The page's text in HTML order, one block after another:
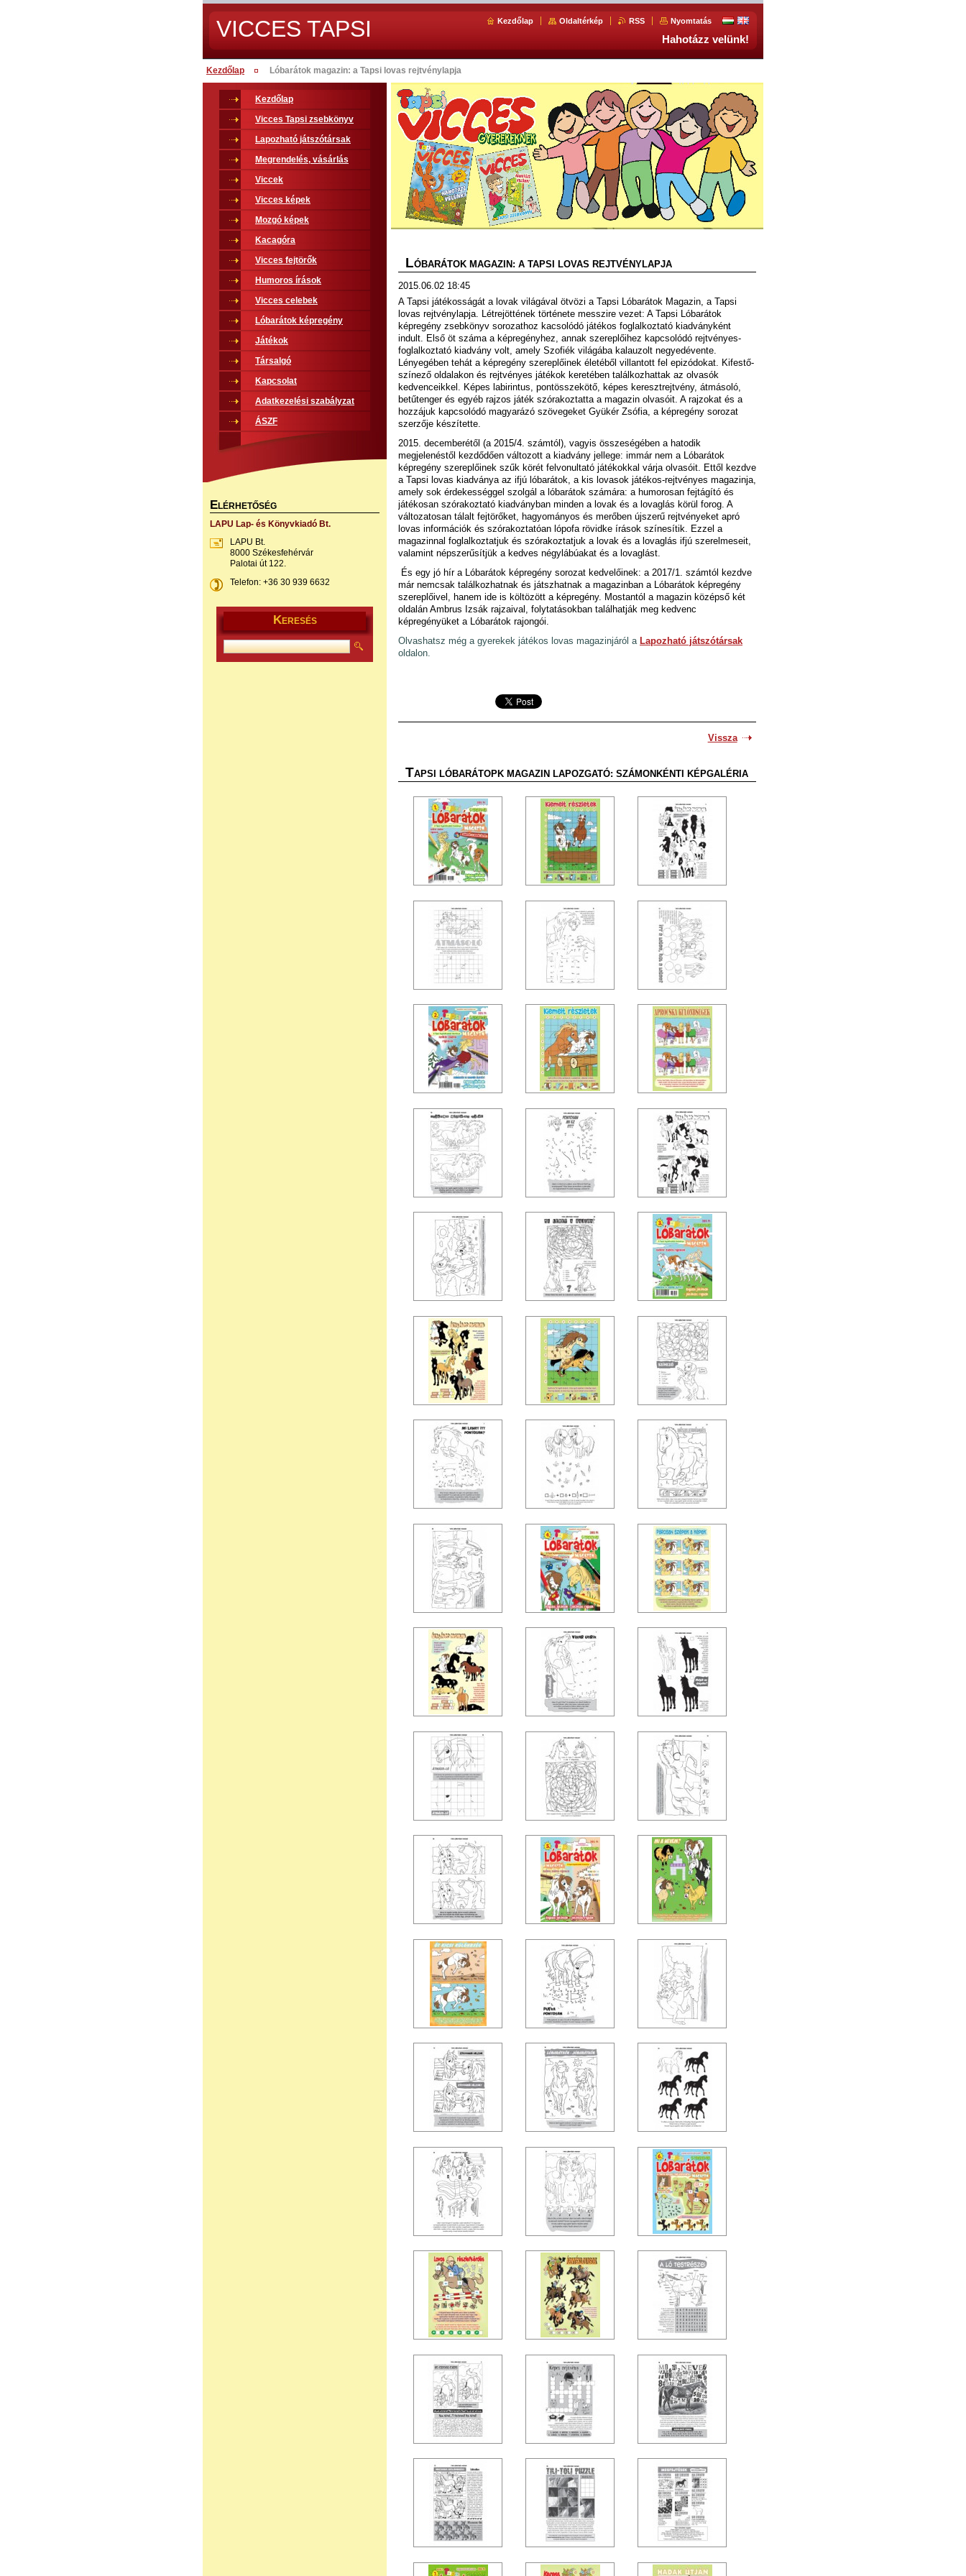
VICCES TAPSI Kezdőlap Oldaltérkép RSS Nyomtatás
Hahotázz velünk!
Kezdőlap Lóbarátok magazin: a Tapsi lovas rejtvénylapja
LÓBARÁTOK MAGAZIN: A TAPSI LOVAS REJTVÉNYLAPJA
2015.06.02 18:45
A Tapsi játékosságát a lovak világával ötvözi a Tapsi Lóbarátok Magazin, a Tapsi
lovas rejtvénylapja. Létrejöttének története messzire vezet: A Tapsi Lóbarátok
képregény zsebkönyv sorozathoz kacsolódó játékos foglalkoztató kiadványként
indult. Első öt száma a képregényhez, annak szereplőihez kapcsolódó rejtvényes-
foglalkoztató kiadvány volt, amely Szofiék világába kalauzolt negyedévente.
Lényegében tehát a képregény szereplőinek életéből villantott fel epizódokat. Kifestő-
színező oldalakon és rejtvényes játékok keretében találkozhattak az olvasók
kedvenceikkel. Képes labirintus, pontösszekötő, képes keresztrejtvény, átmásoló,
betűtenger és egyéb rajzos játék szórakoztatta a magazin olvasóit. A rajzokat és a
hozzájuk kapcsolódó magyarázó szövegeket Gyükér Zsófia, a képregény sorozat
szerzője készítette.
2015. decemberétől (a 2015/4. számtól), vagyis összeségében a hatodik
megjelenéstől kezdődően változott a kiadvány jellege: immár nem a Lóbarátok
képregény szereplőinek szűk körét felvonultató játékokkal várja olvasóit. Ettől kezdve
a Tapsi lovas kiadványa az ifjú lóbarátok, a kis lovasok játékos-rejtvényes magazinja,
amely sok érdekességgel szolgál a lóbarátok számára: a humorosan fejtágító és
játékosan szórakoztató kiadványban minden a lovak és a lovaglás körül forog. A
változatosan tálalt fejtörőket, hagyományos és merőben újszerű rejtvényeket apró
lovas információk és szórakoztatóan lópofa rövidke írások színesítik. Ezzel a
magazinnal foglalkoztatjuk és szórakoztatjuk a lovak és a lovaglás ifjú szerelmeseit,
valamint népszerűsítjük a kedves négylábúakat és a lovaglást.
És egy jó hír a Lóbarátok képregény sorozat kedvelőinek: a 2017/1. számtól kezdve
már nemcsak találkozhatnak és játszhatnak a magazinban a Lóbarátok képregény
szereplőivel, hanem ide is költözött a képregény. Mostantól a magazin középső két
oldalán Ambrus Izsák rajzaival, folytatásokban találhatják meg kedvenc
képregényüket a Lóbarátok rajongói.
Olvashatsz még a gyerekek játékos lovas magazinjáról a Lapozható játszótársak
oldalon.
Vissza
TAPSI LÓBARÁTOPK MAGAZIN LAPOZGATÓ: SZÁMONKÉNTI KÉPGALÉRIA
Kezdőlap
Vicces Tapsi zsebkönyv
Lapozható játszótársak
Megrendelés, vásárlás
Viccek
Vicces képek
Mozgó képek
Kacagóra
Vicces fejtörők
Humoros írások
Vicces celebek
Lóbarátok képregény
Játékok
Társalgó
Kapcsolat
Adatkezelési szabályzat
ÁSZF
ELÉRHETŐSÉG
LAPU Lap- és Könyvkiadó Bt.
LAPU Bt.
8000 Székesfehérvár
Palotai út 122.
Telefon: +36 30 939 6632
KERESÉS